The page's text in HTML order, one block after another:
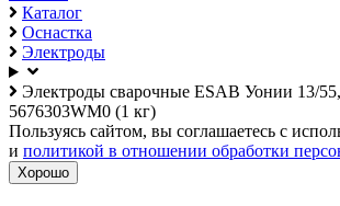
Каталог
Оснастка
Электроды
Электроды сварочные ESAB Уонии 13/
5676303WM0 (1 кг)
Пользуясь сайтом, вы соглашаетесь с
и политикой в отношении обработки
Хорошо